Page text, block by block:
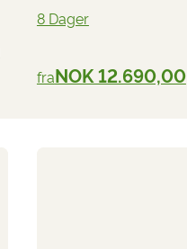
8 Dager
fra NOK 12.690,00